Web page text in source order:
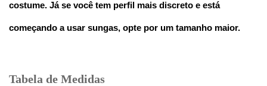
costume. Já se você tem perfil mais discreto e está
começando a usar sungas, opte por um tamanho maior.
Tabela de Medidas